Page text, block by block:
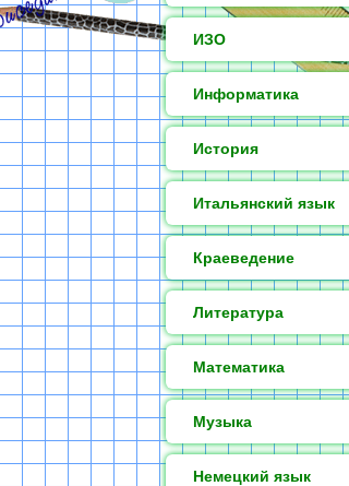
ИЗО
Информатика
История
Итальянский язык
Краеведение
Литература
Математика
Музыка
Немецкий язык